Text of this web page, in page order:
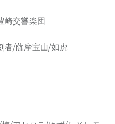
交響楽団
/薩摩宝山/如虎